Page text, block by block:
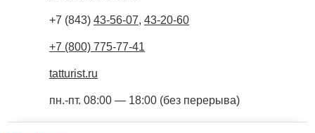
+7 (843) 43-56-07, 43-20-60
+7 (800) 775-77-41
tatturist.ru
пн.-пт. 08:00 — 18:00 (без перерыва)